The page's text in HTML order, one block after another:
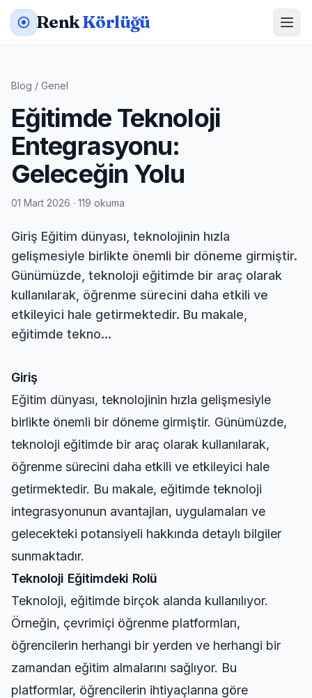
RenkKörlüğü
Blog / Genel
Eğitimde Teknoloji
Entegrasyonu:
Geleceğin Yolu
01 Mart 2026 · 119 okuma
Giriş Eğitim dünyası, teknolojinin hızla
gelişmesiyle birlikte önemli bir döneme girmiştir.
Günümüzde, teknoloji eğitimde bir araç olarak
kullanılarak, öğrenme sürecini daha etkili ve
etkileyici hale getirmektedir. Bu makale,
eğitimde tekno...
Giriş
Eğitim dünyası, teknolojinin hızla gelişmesiyle
birlikte önemli bir döneme girmiştir. Günümüzde,
teknoloji eğitimde bir araç olarak kullanılarak,
öğrenme sürecini daha etkili ve etkileyici hale
getirmektedir. Bu makale, eğitimde teknoloji
integrasyonunun avantajları, uygulamaları ve
gelecekteki potansiyeli hakkında detaylı bilgiler
sunmaktadır.
Teknoloji Eğitimdeki Rolü
Teknoloji, eğitimde birçok alanda kullanılıyor.
Örneğin, çevrimiçi öğrenme platformları,
öğrencilerin herhangi bir yerden ve herhangi bir
zamandan eğitim almalarını sağlıyor. Bu
platformlar, öğrencilerin ihtiyaçlarına göre